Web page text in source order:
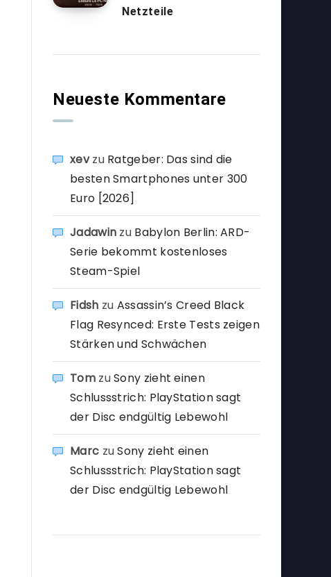
Netzteile
Neueste Kommentare
xevzu Ratgeber: Das sind die
besten Smartphones unter 300
Euro [2026]
Jadawin zu Babylon Berlin: ARD-
Serie bekommt kostenloses
Steam-Spiel
Fidsh zu Assassin’s Creed Black
Flag Resynced: Erste Tests zeigen
Stärken und Schwächen
TomzuSony zieht einen
Schlussstrich: PlayStation sagt
der Disc endgültig Lebewohl
Marc zuSony zieht einen
Schlussstrich: PlayStation sagt
der Disc endgültig Lebewohl